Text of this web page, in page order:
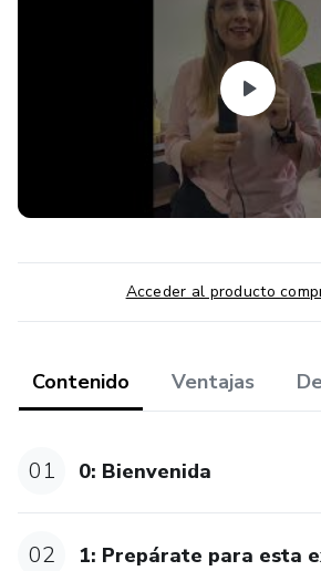
generaciones pasadas pueden afectar
bienestar actual. Aprenderás a:
✨ Identificar patrones familiares:
comportamientos y creencias se
✨ Sanar heridas del pasado:
✨ Desbloquear tu potencial: Al
familiar, podrás tomar el control de tu
✨ Encontrar tu camino al éxito:
Acceder al producto
Contenido Ventajas
01 0: Bienvenida
02 1: Prepárate para esta